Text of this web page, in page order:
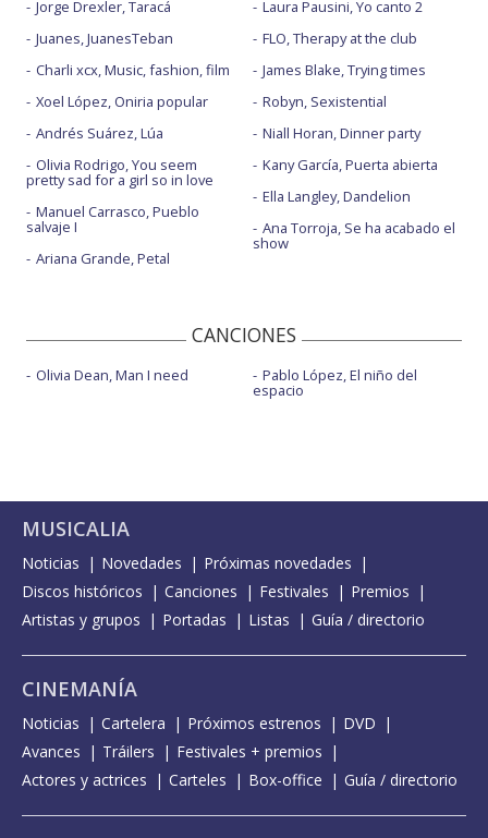
Jorge Drexler, Taracá
Juanes, JuanesTeban
Charli xcx, Music, fashion, film
Xoel López, Oniria popular
Andrés Suárez, Lúa
Olivia Rodrigo, You seem
pretty sad for a girl so in love
Manuel Carrasco, Pueblo
salvaje I
Ariana Grande, Petal
Laura Pausini, Yo canto 2
FLO, Therapy at the club
James Blake, Trying times
Robyn, Sexistential
Niall Horan, Dinner party
Kany García, Puerta abierta
Ella Langley, Dandelion
Ana Torroja, Se ha acabado el
show
CANCIONES
Olivia Dean, Man I need Pablo López, El niño del
espacio
MUSICALIA
Noticias Novedades
Próximas novedades
Discos históricos
Canciones Festivales
Premios
Artistas y grupos
Portadas Listas Guía / directorio
CINEMANÍA
Noticias Cartelera Próximos estrenos
DVD
Avances
Tráilers
Festivales + premios
Actores y actrices
Carteles Box-office Guía / directorio